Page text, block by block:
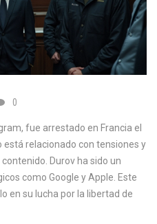
0
fue arrestado en Francia el
está relacionado con tensiones y
Durov ha sido un
como Google y Apple. Este
en su lucha por la libertad de